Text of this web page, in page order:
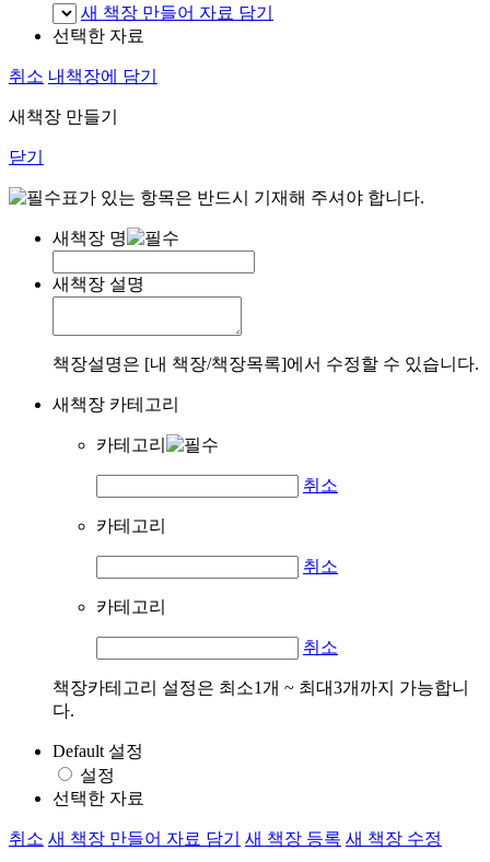
새 책장 만들어 자료 담기
선택한 자료
취소 내책장에 담기
새책장 만들기
닫기
표가 있는 항목은 반드시 기재해 주셔야 합니다.
새책장 명
새책장 설명
책장설명은 [내 책장/책장목록]에서 수정할 수 있습니다.
새책장 카테고리
카테고리
취소
카테고리
취소
카테고리
취소
책장카테고리 설정은 최소1개 ~ 최대3개까지 가능합니
다.
Default 설정
설정
선택한 자료
취소 새 책장 만들어 자료 담기 새 책장 등록 새 책장 수정